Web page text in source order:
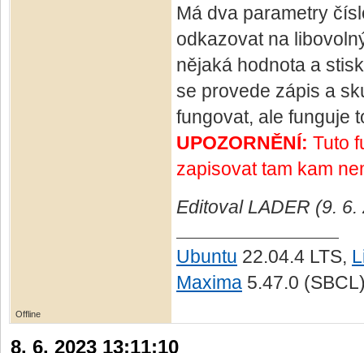
Má dva parametry
odkazovat na
nějaká hodnota a
se provede zápis a
fungovat, ale funguje
UPOZORNĚNÍ: Tuto
zapisovat tam kam
Editoval LADER (9. 6.
Ubuntu 22.04.4 LTS,
Maxima 5.47.0
Offline
8. 6. 2023 13:11:10